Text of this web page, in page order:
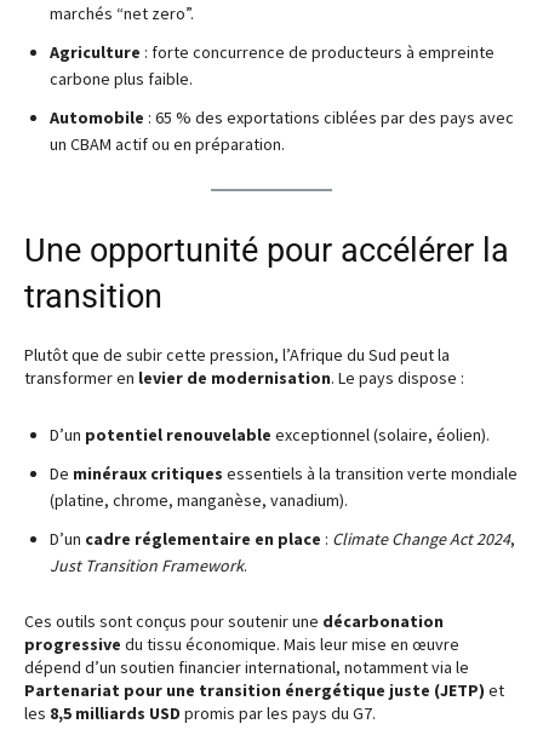
marchés “net zero”.
Agriculture : forte concurrence de producteurs à empreinte
carbone plus faible.
Automobile : 65 % des exportations ciblées par des pays avec
un CBAM actif ou en préparation.
Une opportunité pour accélérer la
transition
Plutôt que de subir cette pression, l’Afrique du Sud peut la
transformer en levier de modernisation. Le pays dispose :
D’un potentiel renouvelable exceptionnel (solaire, éolien).
De minéraux critiques essentiels à la transition verte mondiale
(platine, chrome, manganèse, vanadium).
D’un cadre réglementaire en place : Climate Change Act 2024,
Just Transition Framework.
Ces outils sont conçus pour soutenir une décarbonation
progressive du tissu économique. Mais leur mise en œuvre
dépend d’un soutien financier international, notamment via le
Partenariat pour une transition énergétique juste (JETP) et
les 8,5 milliards USD promis par les pays du G7.